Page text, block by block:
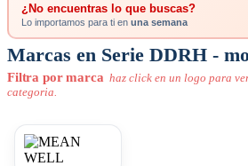
¿No encuentras lo que buscas?
Lo importamos para ti en una semana
Marcas en Serie DDRH -
Filtra por marca haz click en un logo para
categoria.